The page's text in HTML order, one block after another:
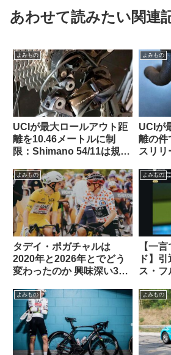
あわせて読みたい関連
よみもの
UCIが最大ロールアウト距
離を10.46メートルに制
限：Shimano 54/11は規定
違反にーー海外掲示板での
意見を観察
よみもの
UCIが
離の件
スリリ
よみもの
タデイ・ポガチャルは
2020年と2026年とでどう
変わったのか 興味深い3つ
から）
よみもの
【一
ド】
ス・フ
る
よみもの よみもの